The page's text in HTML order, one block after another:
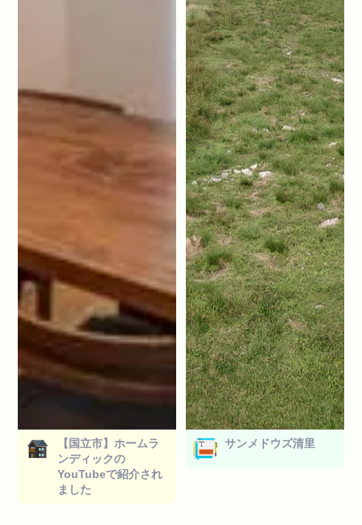
【国立市】ホームラ
ンディックの
YouTubeで紹介され
ました
サンメドウズ清里